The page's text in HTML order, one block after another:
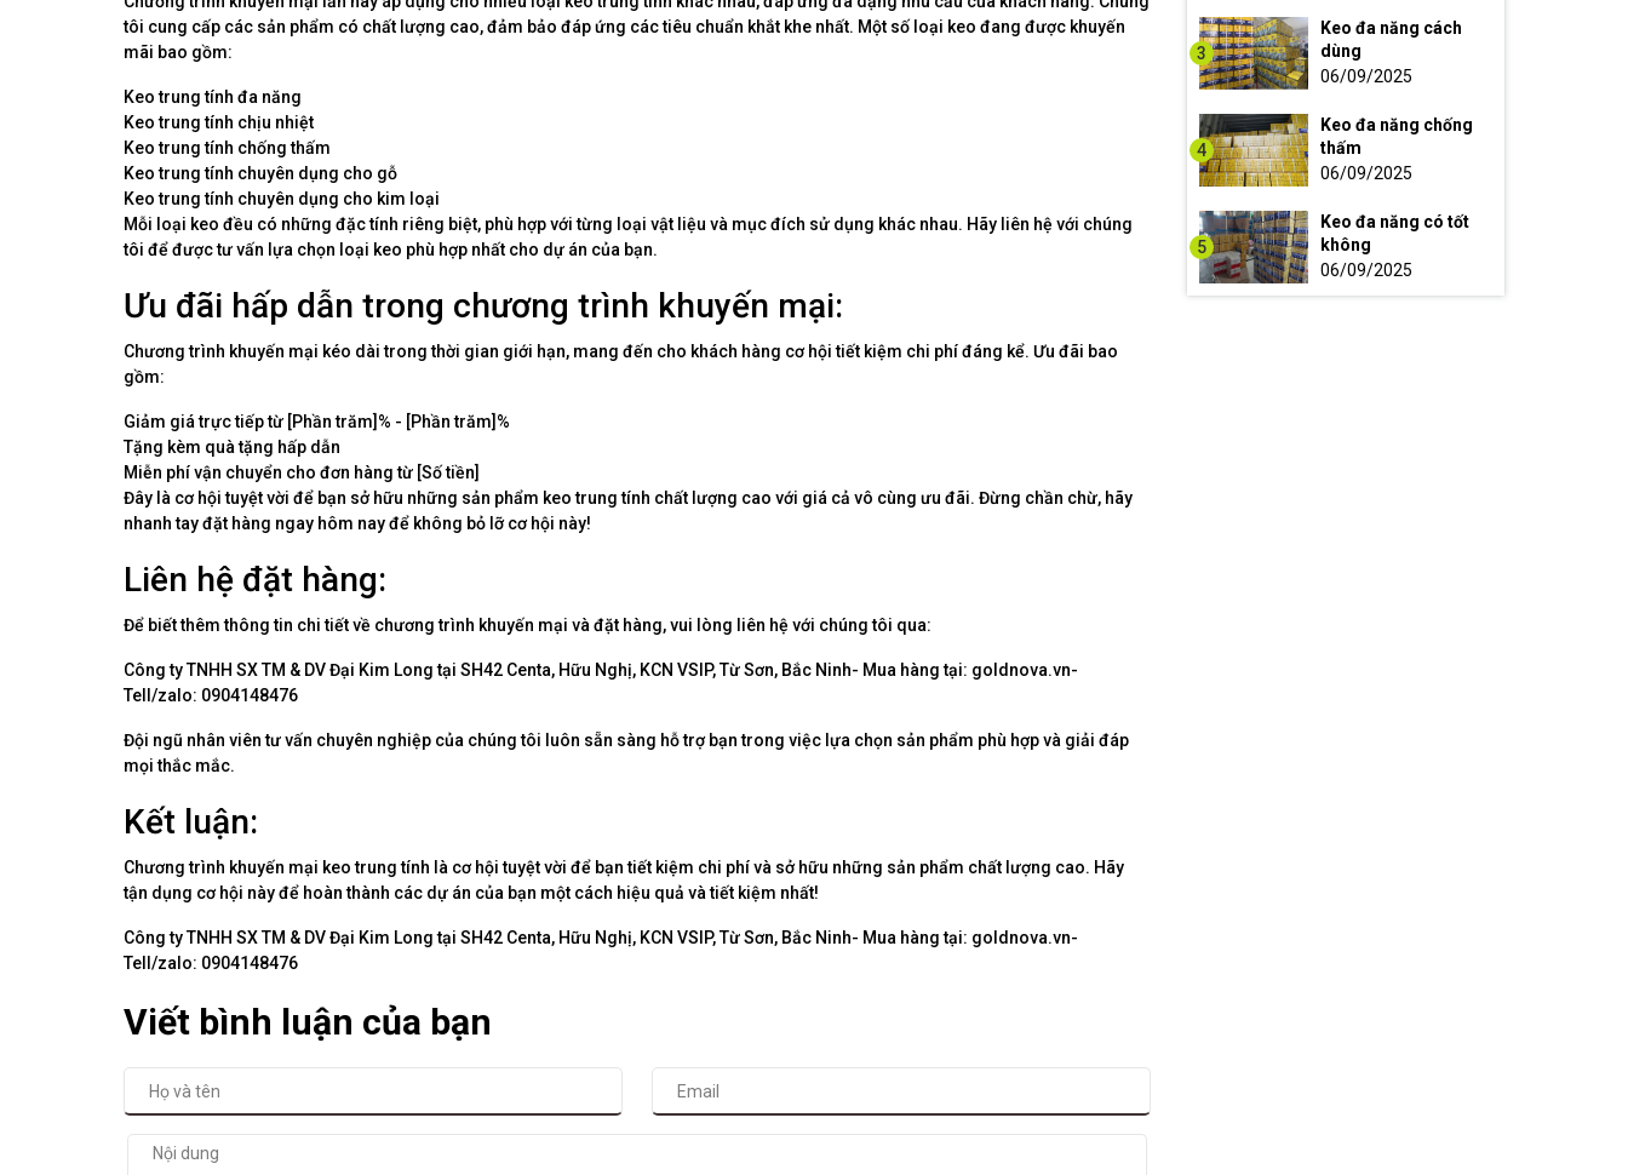
tôi cung cấp các sản phẩm có chất lượng cao, đảm bảo đáp ứng các tiêu chuẩn khắt khe nhất. Một số loại keo đang được khuyến
mãi bao gồm:
Keo trung tính đa năng
Keo trung tính chịu nhiệt
Keo trung tính chống thấm
Keo trung tính chuyên dụng cho gỗ
Keo trung tính chuyên dụng cho kim loại
Mỗi loại keo đều có những đặc tính riêng biệt, phù hợp với từng loại vật liệu và mục đích sử dụng khác nhau. Hãy liên hệ với chúng
tôi để được tư vấn lựa chọn loại keo phù hợp nhất cho dự án của bạn.
Ưu đãi hấp dẫn trong chương trình khuyến mại:
Chương trình khuyến mại kéo dài trong thời gian giới hạn, mang đến cho khách hàng cơ hội tiết kiệm chi phí đáng kể. Ưu đãi bao
gồm:
Giảm giá trực tiếp từ [Phần trăm]% - [Phần trăm]%
Tặng kèm quà tặng hấp dẫn
Miễn phí vận chuyển cho đơn hàng từ [Số tiền]
Đây là cơ hội tuyệt vời để bạn sở hữu những sản phẩm keo trung tính chất lượng cao với giá cả vô cùng ưu đãi. Đừng chần chừ, hãy
nhanh tay đặt hàng ngay hôm nay để không bỏ lỡ cơ hội này!
Liên hệ đặt hàng:
Để biết thêm thông tin chi tiết về chương trình khuyến mại và đặt hàng, vui lòng liên hệ với chúng tôi qua:
Công ty TNHH SX TM & DV Đại Kim Long tại SH42 Centa, Hữu Nghị, KCN VSIP, Từ Sơn, Bắc Ninh- Mua hàng tại: goldnova.vn-
Tell/zalo: 0904148476
Đội ngũ nhân viên tư vấn chuyên nghiệp của chúng tôi luôn sẵn sàng hỗ trợ bạn trong việc lựa chọn sản phẩm phù hợp và giải đáp
mọi thắc mắc.
Kết luận:
Chương trình khuyến mại keo trung tính là cơ hội tuyệt vời để bạn tiết kiệm chi phí và sở hữu những sản phẩm chất lượng cao. Hãy
tận dụng cơ hội này để hoàn thành các dự án của bạn một cách hiệu quả và tiết kiệm nhất!
Công ty TNHH SX TM & DV Đại Kim Long tại SH42 Centa, Hữu Nghị, KCN VSIP, Từ Sơn, Bắc Ninh- Mua hàng tại: goldnova.vn-
Tell/zalo: 0904148476
Viết bình luận của bạn
3
Keo đa năng cách
dùng
06/09/2025
4
Keo đa năng chống
thấm
06/09/2025
5
Keo đa năng có tốt
không
06/09/2025